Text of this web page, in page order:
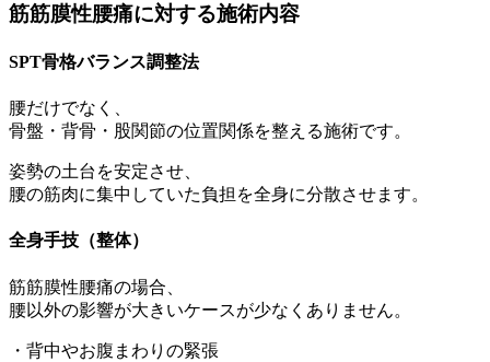
筋筋膜性腰痛に対する施術内容
SPT骨格バランス調整法
腰だけでなく、
骨盤・背骨・股関節の位置関係を整える施術です。
姿勢の土台を安定させ、
腰の筋肉に集中していた負担を全身に分散させます。
全身手技（整体）
筋筋膜性腰痛の場合、
腰以外の影響が大きいケースが少なくありません。
・背中やお腹まわりの緊張